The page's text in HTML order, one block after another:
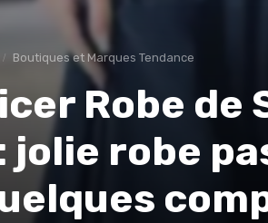
Boutiques et Marques Tendance
Robe de
jolie robe